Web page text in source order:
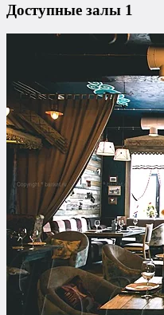
Доступные залы 1